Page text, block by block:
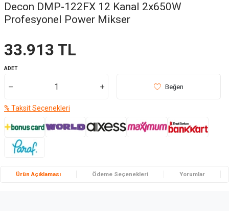
Decon DMP-122FX 12 Kanal 2x650W
Profesyonel Power Mikser
33.913 TL
ADET
Beğen
% Taksit Seçenekleri
Ürün Açıklaması Ödeme Seçenekleri Yorumlar